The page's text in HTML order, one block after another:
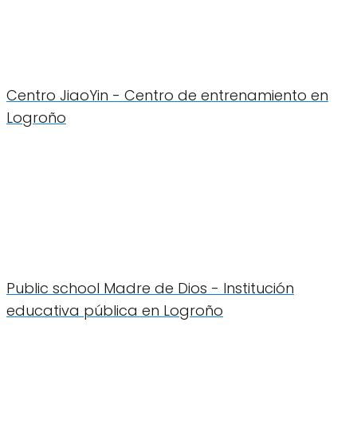
Centro JiaoYin - Centro de entrenamiento en
Logroño
Public school Madre de Dios - Institución
educativa pública en Logroño